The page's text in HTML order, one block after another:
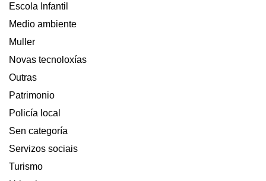
Escola Infantil
Medio ambiente
Muller
Novas tecnoloxías
Outras
Patrimonio
Policía local
Sen categoría
Servizos sociais
Turismo